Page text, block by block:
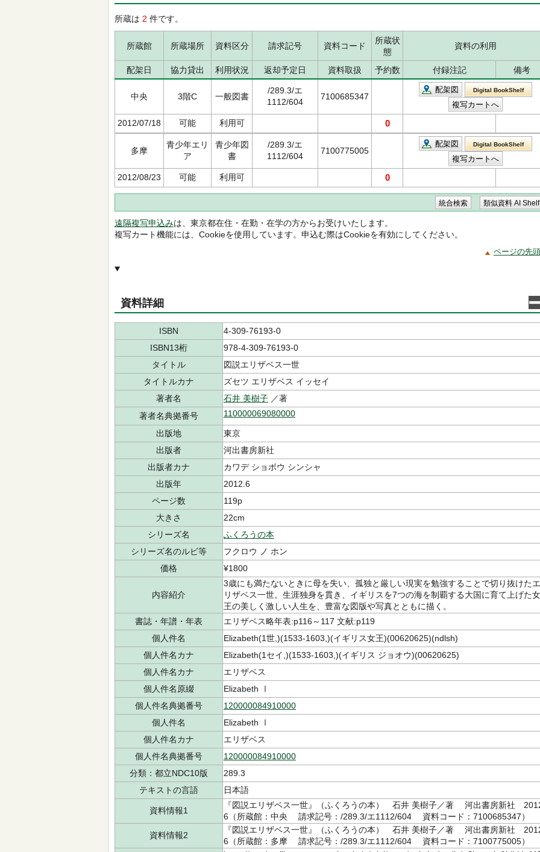
所蔵は 2 件です。
所蔵館 所蔵場所 資料区分 請求記号 資料コード
所蔵状
態
資料の利用
配架日 協力貸出 利用状況 返却予定日 資料取扱 予約数 付録注記 備考
中央 3階C 一般図書
/289.3/エ
1112/604
7100685347
配架図 Digital BookShelf
2012/07/18 可能 利用可 0
多摩
青少年エリ
ア
青少年図
書
/289.3/エ
1112/604
7100775005
配架図 Digital BookShelf
2012/08/23 可能 利用可 0
遠隔複写申込みは、東京都在住・在勤・在学の方からお受けいたします。
複写カート機能には、Cookieを使用しています。申込む際はCookieを有効にしてください。
ページの先
資料詳細
ISBN
4-309-76193-0
ISBN13桁
978-4-309-76193-0
タイトル
図説エリザベス一世
タイトルカナ
ズセツ エリザベス イッセイ
著者名
石井 美樹子 ／著
著者名典拠番号
110000069080000
出版地
東京
出版者
河出書房新社
出版者カナ
カワデ ショボウ シンシャ
出版年
2012.6
ページ数
119p
大きさ
22cm
シリーズ名
ふくろうの本
シリーズ名のルビ等
フクロウ ノ ホン
価格
¥1800
内容紹介
3歳にも満たないときに母を失い、孤独と厳しい現実を勉強することで切り抜けたエ
リザベス一世。生涯独身を貫き、イギリスを7つの海を制覇する大国に育て上げた女
王の美しく激しい人生を、豊富な図版や写真とともに描く。
書誌・年譜・年表
エリザベス略年表:p116～117 文献:p119
個人件名
Elizabeth(1世,)(1533-1603,)(イギリス女王)(00620625)(ndlsh)
個人件名カナ
Elizabeth(1セイ,)(1533-1603,)(イギリス ジョオウ)(00620625)
個人件名カナ
エリザベス
個人件名原綴
Elizabeth Ⅰ
個人件名典拠番号
120000084910000
個人件名
Elizabeth Ⅰ
個人件名カナ
エリザベス
個人件名典拠番号
120000084910000
分類：都立NDC10版
289.3
テキストの言語
日本語
資料情報1
『図説エリザベス一世』（ふくろうの本） 石井 美樹子／著 河出書房新社
6（所蔵館：中央 請求記号：/289.3/エ1112/604 資料コード：7100685347）
資料情報2
『図説エリザベス一世』（ふくろうの本） 石井 美樹子／著 河出書房新社
6（所蔵館：多摩 請求記号：/289.3/エ1112/604 資料コード：7100775005）